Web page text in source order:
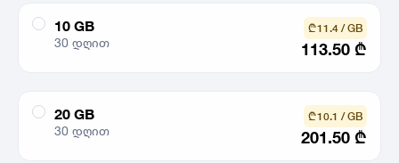
10 GB
30 დღით
₾ 11.4 / GB
113.50 ₾
20 GB
30 დღით
₾ 10.1 / GB
201.50 ₾